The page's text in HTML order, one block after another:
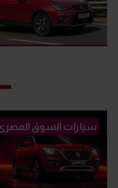
سيارات السوق